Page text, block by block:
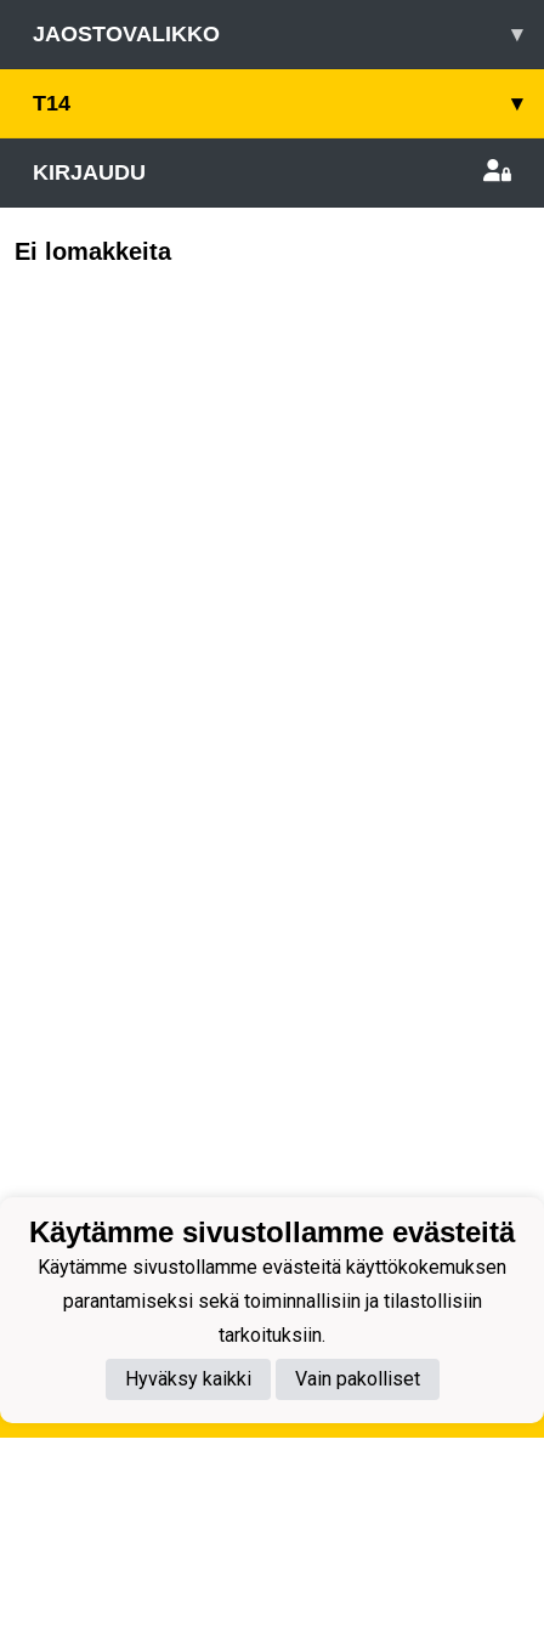
JAOSTOVALIKKO ▾
T14 ▾
KIRJAUDU
Ei lomakkeita
Tietosuojaseloste
Käytämme sivustollamme evästeitä
Käytämme sivustollamme evästeitä käyttökokemuksen
parantamiseksi sekä toiminnallisiin ja tilastollisiin
tarkoituksiin.
Hyväksy kaikki
Vain pakolliset